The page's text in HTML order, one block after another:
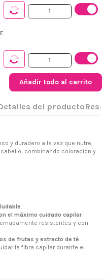
Añadir todo al carrito
y duradero a la vez que nutre,
combinando coloración y
.
el máximo cuidado capilar
resistentes y con
de frutas y extracto de té
la fibra capilar durante el